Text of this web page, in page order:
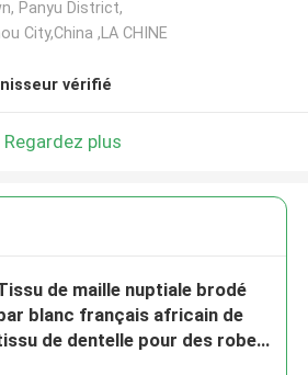
Panyu District,
City,China ,LA CHINE
vérifié
Regardez plus
de maille nuptiale brodé
blanc français africain de
de dentelle pour des robes